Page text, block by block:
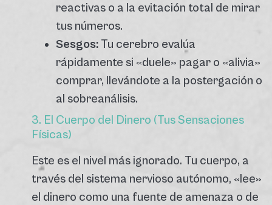
reactivas o a la evitación total de mirar
tus números.
Sesgos: Tu cerebro evalúa
rápidamente si «duele» pagar o «alivia»
comprar, llevándote a la postergación o
al sobreanálisis.
3. El Cuerpo del Dinero (Tus Sensaciones
Físicas)
Este es el nivel más ignorado. Tu cuerpo, a
través del sistema nervioso autónomo, «lee»
el dinero como una fuente de amenaza o de